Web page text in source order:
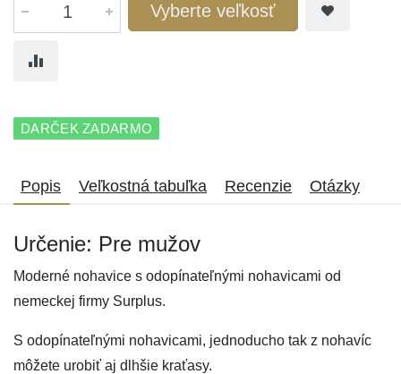
Vyberte veľkosť
DARČEK ZADARMO
Popis Veľkostná tabuľka Recenzie Otázky
Určenie: Pre mužov
Moderné nohavice s odopínateľnými nohavicami od
nemeckej firmy Surplus.
S odopínateľnými nohavicami, jednoducho tak z nohavíc
môžete urobiť aj dlhšie kraťasy.